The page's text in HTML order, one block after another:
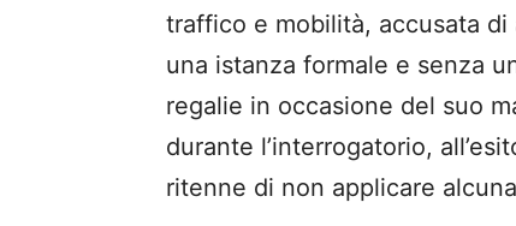
traffico e mobilità, accusata
una istanza formale e senza
regalie in occasione del suo
durante l’interrogatorio,
ritenne di non applicare